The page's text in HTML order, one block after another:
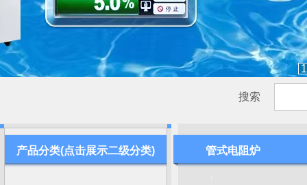
1
搜索
产品分类(点击展示二级分类) 管式电阻炉